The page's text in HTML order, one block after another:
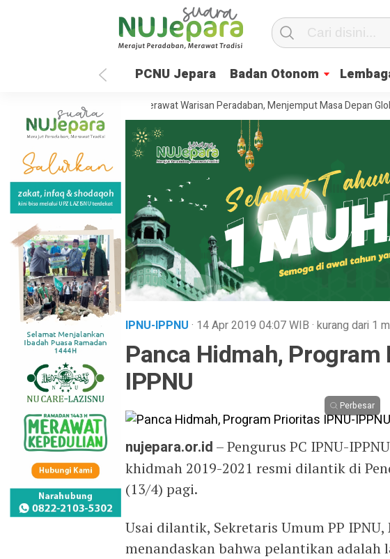
PCNU Jepara Badan Otonom
35 Tahun UNISNU Jepara: Merawat Warisan Peradaban, Menjemput Masa Depan Global
IPNU-IPPNU · 14 Apr 2019 04:07WIB · kurang dari 1
Panca Hidmah,
IPPNU
Perbesar
nujepara.or.id – Pengurus PC IPNU-
khidmah 2019-2021 resmi dilantik di
(13/4) pagi.
Usai dilantik, Sekretaris Umum PP
menandaskan bahwa pelantikan adalah